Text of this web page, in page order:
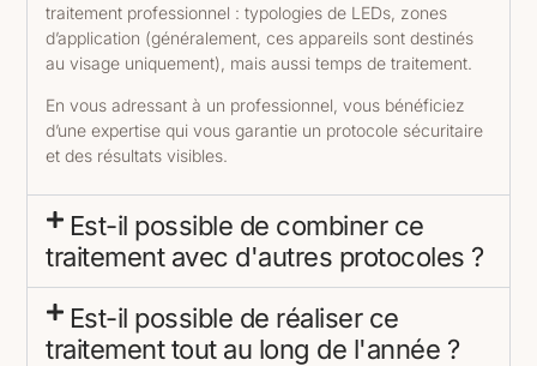
traitement professionnel : typologies de LEDs, zones
d’application (généralement, ces appareils sont destinés
au visage uniquement), mais aussi temps de traitement.
En vous adressant à un professionnel, vous bénéficiez
d’une expertise qui vous garantie un protocole sécuritaire
et des résultats visibles.
Est-il possible de combiner ce
traitement avec d'autres protocoles ?
Est-il possible de réaliser ce
traitement tout au long de l'année ?